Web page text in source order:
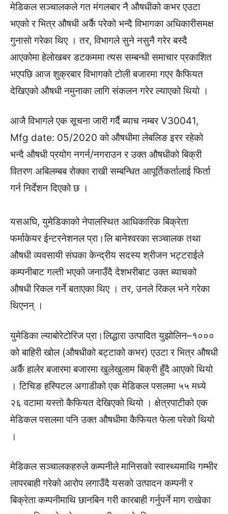
मेडिकल सञ्चालकले गत मंगलबार नै औषधीको कभर एउटा
भएको र भित्र औषधी अर्कै परेको भन्दै विभागका अधिकारीसमक्ष
गुनासो गरेका थिए । तर, विभागले सुने नसुनै गरेर बस्दै
आएकोमा हेलोखबर डटकममा त्यस सम्बन्धी समाचार प्रकाशित
भएपछि आज शुक्रबार विभागको टोली बजारमा गएर कैफियत
देखिएको औषधी नमुनाका लागि संकलन गरेर ल्याएको थियो ।
आजै विभागले एक सूचना जारी गर्दै ब्याच नम्बर V30041,
Mfg date: 05/2020 को औषधीमा लेबलिङ इरर रहेको
भन्दै औषधी प्रयोग नगर्न/नगराउन र उक्त औषधीको बिक्री
वितरण अबिलम्बब रोक्का राखी सम्बन्धित आपूर्तिकर्तालाई फिर्ता
गर्न निर्देशन दिएको छ ।
यसअघि, युमेडिकाको नेपालस्थित आधिकारिक बिक्रेता
फर्माकेयर ईन्टरनेशनल प्रा।लि बानेश्वरका सञ्चालक तथा
औषधी व्यवसायी संघका केन्द्रीय सदस्य श्रीजन भट्टराईले
कम्पनीबाट गल्ती भएको जनाउँदै देशभरीबाट उक्त ब्याचको
औषधी रिकल गर्ने बताएका थिए । तर, उनले रिकल भने गरेका
थिएनन् ।
युमेडिका ल्याबोरेटोरिज प्रा।लिद्धारा उत्पादित युझोलिन–१०००
को बाहिरी खोल (औषधीको बट्टाको कभर) एउटा र भित्र औषधी
अर्कै हालेर बजारमा बजारमा खुलेखुलाम बिक्री हुँदै आएको थियो
। टिचिङ हस्पिटल अगाडीको एक मेडिकल पसलमा ५५ मध्ये
२६ वटामा यस्तो कैफियत देखिएको थियो । क्षेत्रपाटीको एक
मेडिकल पसलमा पनि उक्त औषधीमा कैफियत फेला परेको थियो
।
मेडिकल सञ्चालकहरुले कम्पनीले मानिसको स्वास्थ्यमाथि गम्भीर
लापरबाही गरेको आरोप लगाउँदै यसको उत्पादन कम्पनी र
बिक्रेता कम्पनीमाथि छानबिन गरी कारबाही गर्नुपर्ने माग राखेका